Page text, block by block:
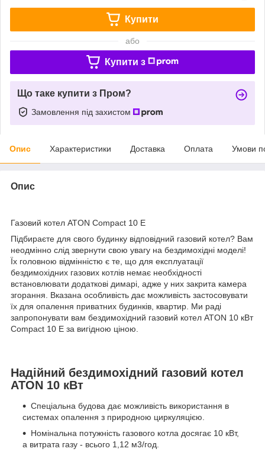
Купити
або
Купити з
Що таке купити з Пром?
Замовлення під захистом
Опис Характеристики Доставка Оплата Умови
Опис
Газовий котел ATON Compact 10 E
Підбираєте для свого будинку відповідний газовий котел? Вам
неодмінно слід звернути свою увагу на бездимохідні моделі!
Їх головною відмінністю є те, що для експлуатації
бездимохідних газових котлів немає необхідності
встановлювати додаткові димарі, адже у них закрита камера
згорання. Вказана особливість дає можливість застосовувати
їх для опалення приватних будинків, квартир. Ми раді
запропонувати вам бездимохідний газовий котел ATON 10 кВт
Compact 10 E за вигідною ціною.
Надійний бездимохідний газовий котел
ATON 10 кВт
Спеціальна будова дає можливість використання в
системах опалення з природною циркуляцією.
Номінальна потужність газового котла досягає 10 кВт,
а витрата газу - всього 1,12 м3/год.